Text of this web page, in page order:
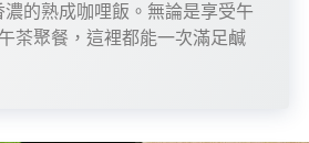
濃的熟成咖哩飯。無論是享受午
茶聚餐，這裡都能一次滿足鹹